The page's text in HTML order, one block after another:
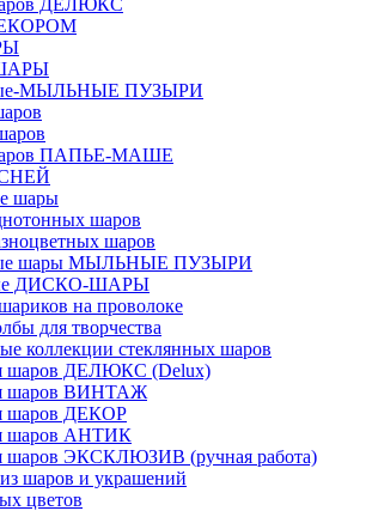
ДЕЛЮКС
МЫЛЬНЫЕ ПУЗЫРИ
ПАПЬЕ-МАШЕ
шары
шаров
шаров
шары МЫЛЬНЫЕ ПУЗЫРИ
ДИСКО-ШАРЫ
на проволоке
для творчества
коллекции стеклянных шаров
шаров ДЕЛЮКС (Delux)
шаров ВИНТАЖ
шаров ДЕКОР
шаров АНТИК
шаров ЭКСКЛЮЗИВ (ручная работа)
шаров и украшений
цветов